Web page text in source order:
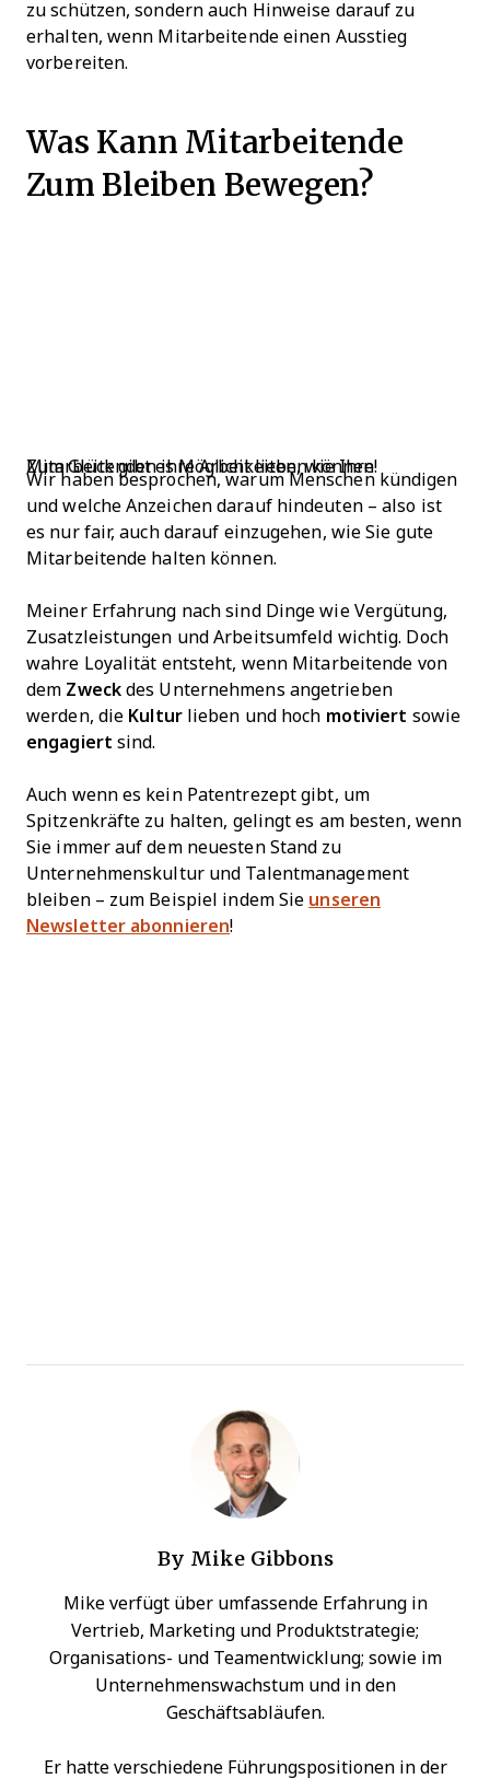
zu schützen, sondern auch Hinweise darauf zu
erhalten, wenn Mitarbeitende einen Ausstieg
vorbereiten.
Was Kann Mitarbeitende
Zum Bleiben Bewegen?
Zum Glück gibt es Möglichkeiten, wie Ihre Mitarbeitenden ihre Arbeit lieben können!
Wir haben besprochen, warum Menschen kündigen
und welche Anzeichen darauf hindeuten – also ist
es nur fair, auch darauf einzugehen, wie Sie gute
Mitarbeitende halten können.
Meiner Erfahrung nach sind Dinge wie Vergütung,
Zusatzleistungen und Arbeitsumfeld wichtig. Doch
wahre Loyalität entsteht, wenn Mitarbeitende von
dem Zweckdes Unternehmens angetrieben
werden, die Kulturlieben und hoch motiviert sowie
engagiert sind.
Auch wenn es kein Patentrezept gibt, um
Spitzenkräfte zu halten, gelingt es am besten, wenn
Sie immer auf dem neuesten Stand zu
Unternehmenskultur und Talentmanagement
bleiben – zum Beispiel indem Sie unseren
Newsletter abonnieren!
By Mike Gibbons
Mike verfügt über umfassende Erfahrung in
Vertrieb, Marketing und Produktstrategie;
Organisations- und Teamentwicklung; sowie im
Unternehmenswachstum und in den
Geschäftsabläufen.
Er hatte verschiedene Führungspositionen in der